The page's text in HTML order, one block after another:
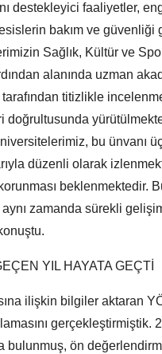
destekleyici faaliyetler,
bakım ve güvenliği
Sağlık, Kültür ve
alanında uzman
titizlikle
doğrultusunda
bu ünvanı
düzenli olarak
beklenmektedir.
zamanda sürekli
YIL HAYATA GEÇTİ
ilişkin bilgiler aktaran
bulunmuş, ön